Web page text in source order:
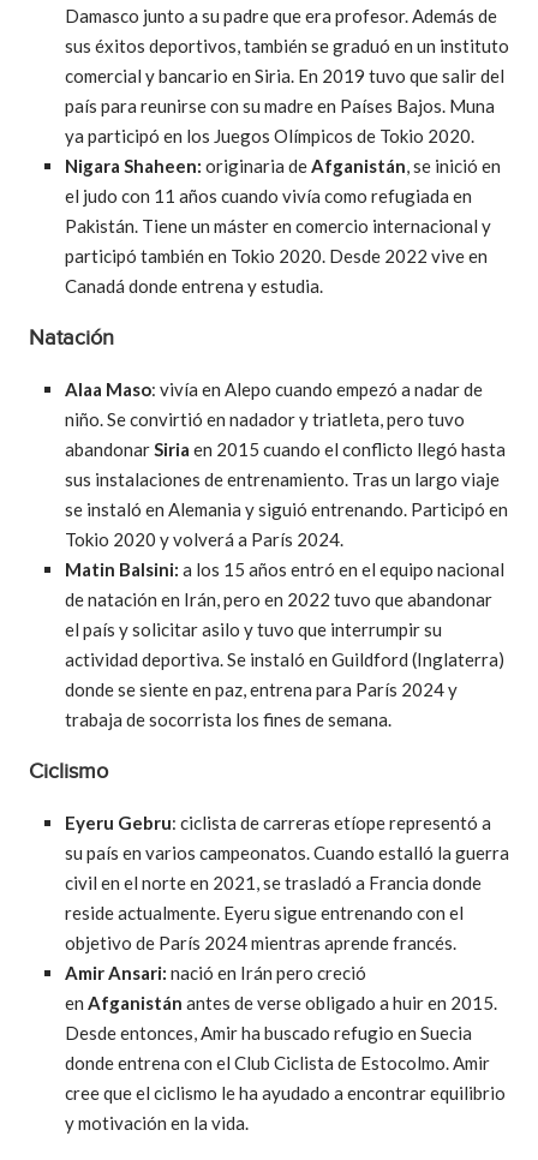
Damasco junto a su padre que era profesor. Además de
sus éxitos deportivos, también se graduó en un instituto
comercial y bancario en Siria. En 2019 tuvo que salir del
país para reunirse con su madre en Países Bajos. Muna
ya participó en los Juegos Olímpicos de Tokio 2020.
Nigara Shaheen: originaria de Afganistán , se inició en
el judo con 11 años cuando vivía como refugiada en
Pakistán. Tiene un máster en comercio internacional y
participó también en Tokio 2020. Desde 2022 vive en
Canadá donde entrena y estudia.
Natación
Alaa Maso: vivía en Alepo cuando empezó a nadar de
niño. Se convirtió en nadador y triatleta, pero tuvo
abandonar Siria en 2015 cuando el conflicto llegó hasta
sus instalaciones de entrenamiento. Tras un largo viaje
se instaló en Alemania y siguió entrenando. Participó en
Tokio 2020 y volverá a París 2024.
Matin Balsini: a los 15 años entró en el equipo nacional
de natación en Irán, pero en 2022 tuvo que abandonar
el país y solicitar asilo y tuvo que interrumpir su
actividad deportiva. Se instaló en Guildford (Inglaterra)
donde se siente en paz, entrena para París 2024 y
trabaja de socorrista los fines de semana.
Ciclismo
Eyeru Gebru: ciclista de carreras etíope representó a
su país en varios campeonatos. Cuando estalló la guerra
civil en el norte en 2021, se trasladó a Francia donde
reside actualmente. Eyeru sigue entrenando con el
objetivo de París 2024 mientras aprende francés.
Amir Ansari: nació en Irán pero creció
en Afganistán antes de verse obligado a huir en 2015.
Desde entonces, Amir ha buscado refugio en Suecia
donde entrena con el Club Ciclista de Estocolmo. Amir
cree que el ciclismo le ha ayudado a encontrar equilibrio
y motivación en la vida.